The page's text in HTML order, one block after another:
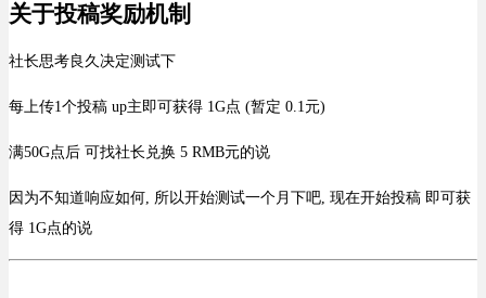
关于投稿奖励机制
社长思考良久决定测试下
每上传1个投稿 up主即可获得 1G点 (暂定 0.1元)
满50G点后 可找社长兑换 5 RMB元的说
因为不知道响应如何, 所以开始测试一个月下吧, 现在开始投稿 即可获
得 1G点的说